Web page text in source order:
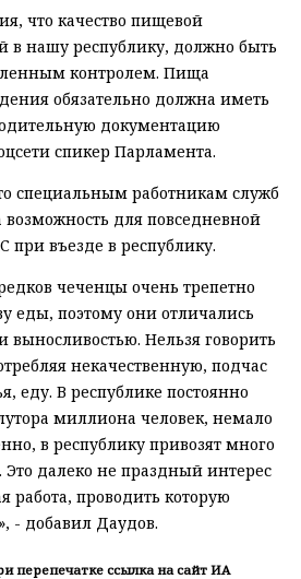
что качество пищевой
в нашу республику, должно быть
контролем. Пища
обязательно должна иметь
документацию
спикер Парламента.
специальным работникам служб
возможность для повседневной
при въезде в республику.
чеченцы очень трепетно
еды, поэтому они отличались
выносливостью. Нельзя говорить
некачественную, подчас
еду. В республике постоянно
миллиона человек, немало
в республику привозят много
далеко не праздный интерес
работа, проводить которую
- добавил Даудов.
перепечатке ссылка на сайт ИА